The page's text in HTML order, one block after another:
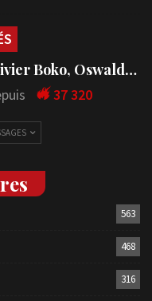
Boko, Oswald…
37 320
563
468
316